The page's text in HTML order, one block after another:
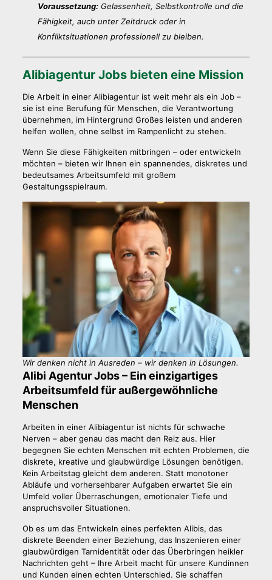
Voraussetzung:Gelassenheit, Selbstkontrolle und die
Fähigkeit, auch unter Zeitdruck oder in
Konfliktsituationen professionell zu bleiben.
Alibiagentur Jobs bieten eine Mission
Die Arbeit in einer Alibiagentur ist weit mehr als ein Job –
sie ist eine Berufung für Menschen, die Verantwortung
übernehmen, im Hintergrund Großes leisten und anderen
helfen wollen, ohne selbst im Rampenlicht zu stehen.
Wenn Sie diese Fähigkeiten mitbringen – oder entwickeln
möchten – bieten wir Ihnen ein spannendes, diskretes und
bedeutsames Arbeitsumfeld mit großem
Gestaltungsspielraum.
Wir denken nicht in Ausreden – wir denken in Lösungen.
Alibi Agentur Jobs – Ein einzigartiges
Arbeitsumfeld für außergewöhnliche
Menschen
Arbeiten in einer Alibiagentur ist nichts für schwache
Nerven – aber genau das macht den Reiz aus. Hier
begegnen Sie echten Menschen mit echten Problemen, die
diskrete, kreative und glaubwürdige Lösungen benötigen.
Kein Arbeitstag gleicht dem anderen. Statt monotoner
Abläufe und vorhersehbarer Aufgaben erwartet Sie ein
Umfeld voller Überraschungen, emotionaler Tiefe und
anspruchsvoller Situationen.
Ob es um das Entwickeln eines perfekten Alibis, das
diskrete Beenden einer Beziehung, das Inszenieren einer
glaubwürdigen Tarnidentität oder das Überbringen heikler
Nachrichten geht – Ihre Arbeit macht für unsere Kundinnen
und Kunden einen echten Unterschied. Sie schaffen